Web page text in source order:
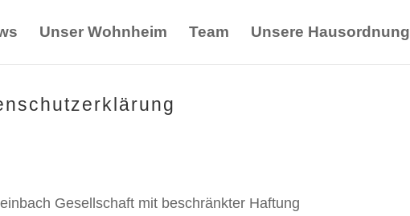
Unser Wohnheim Team Unsere Hausordnung
Gesellschaft mit beschränkter Haftung